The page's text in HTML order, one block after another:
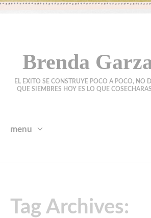
Brenda
EL EXITO SE CONSTRUYE POCO A POCO, NO
QUE SIEMBRES HOY ES LO QUE
menu
Tag Archives: